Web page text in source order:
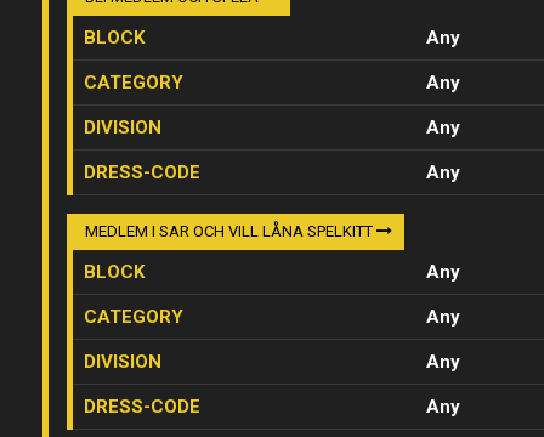
BLOCK Any
CATEGORY Any
DIVISION Any
DRESS-CODE Any
MEDLEM I SAR OCH VILL LÅNA SPELKITT
BLOCK Any
CATEGORY Any
DIVISION Any
DRESS-CODE Any